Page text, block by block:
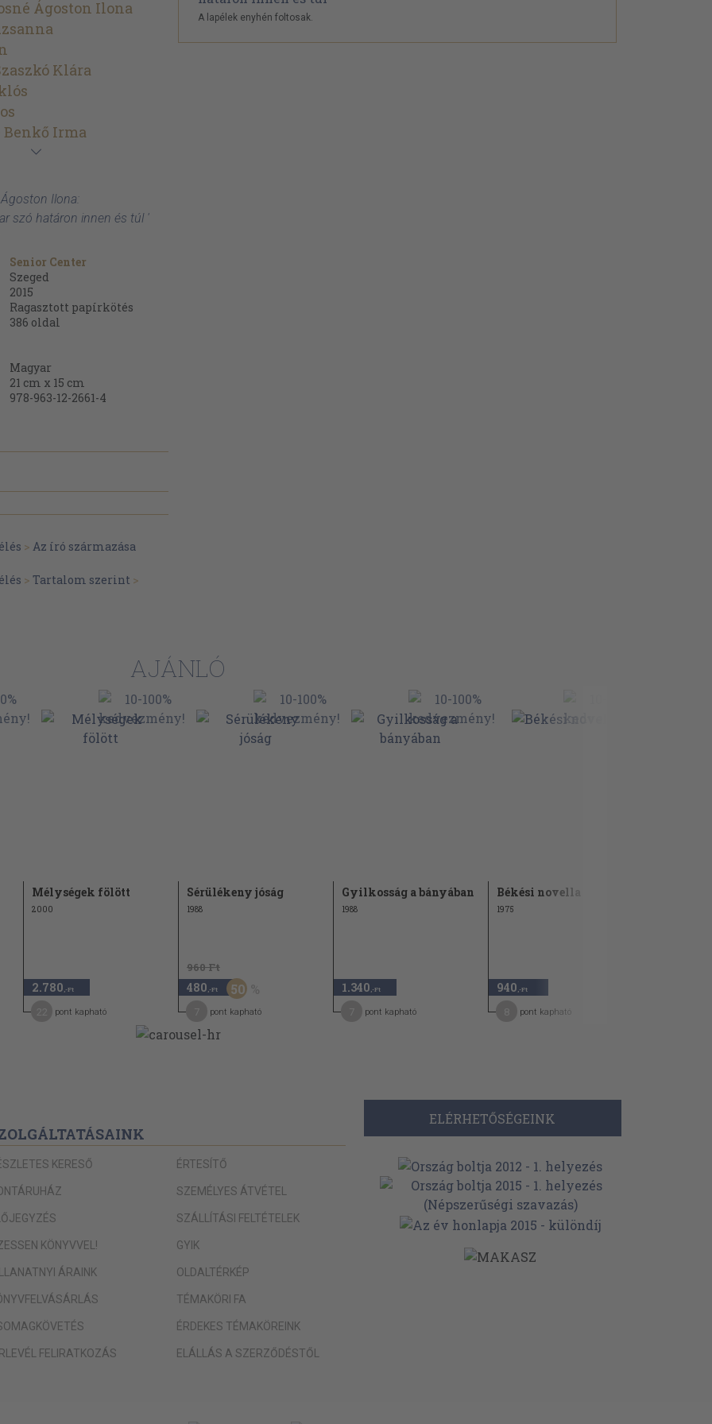
Ágoston Ilona
Klára
Irma
Ilona:
szó határon innen és túl '
Senior Center
Szeged
2015
Ragasztott papírkötés
386 oldal
Magyar
21 cm x 15 cm
978-963-12-2661-4
> Az író származása
> Tartalom szerint >
A lapélek enyhén foltosak.
AJÁNLÓ
Mélységek fölött
2000
2.780 ,-Ft
pont kapható
Sérülékeny jóság
1988
960 Ft
480 ,-Ft 50
pont kapható
Gyilkosság a bányában
1988
1.340 ,-Ft
pont kapható
Békési novella
1975
940 ,-Ft
pont kapható
KERESŐ
KÖNYVVEL!
ÁRAINK
FELIRATKOZÁS
ÉRTESÍTŐ
SZEMÉLYES ÁTVÉTEL
SZÁLLÍTÁSI FELTÉTELEK
GYIK
OLDALTÉRKÉP
TÉMAKÖRI FA
ÉRDEKES TÉMAKÖREINK
ELÁLLÁS A SZERZŐDÉSTŐL
ELÉRHETŐSÉGEINK